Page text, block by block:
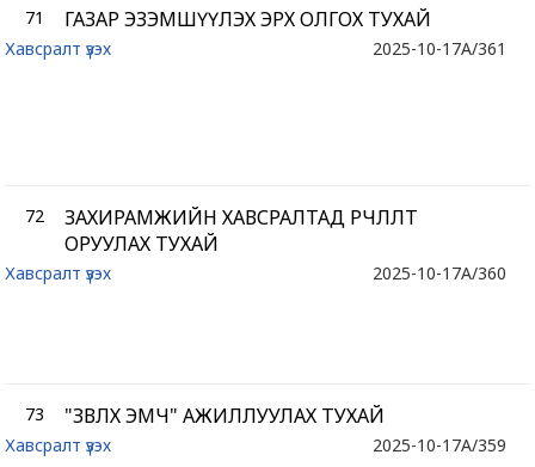
71 ГАЗАР ЭЗЭМШҮҮЛЭХ ЭРХ ОЛГОХ ТУХАЙ
2025-10-17A/361
Хавсралт үзэх
72
ЗАХИРАМЖИЙН ХАВСРАЛТАД ӨӨРЧЛӨЛТ
ОРУУЛАХ ТУХАЙ
2025-10-17A/360
Хавсралт үзэх
73 "ЗӨВЛӨХ ЭМЧ" АЖИЛЛУУЛАХ ТУХАЙ
2025-10-17A/359
Хавсралт үзэх